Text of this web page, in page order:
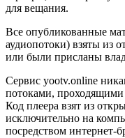
для вещания.
Все опубликованные
аудиопотоки) взяты из
или были присланы
Сервис yootv.online
потоками, проходящими
Код плеера взят из
исключительно на
посредством интернет-